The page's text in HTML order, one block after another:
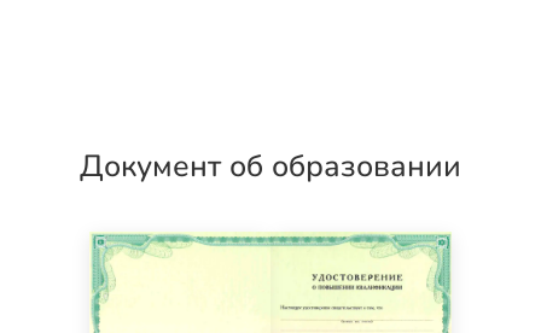
Документ об образовании